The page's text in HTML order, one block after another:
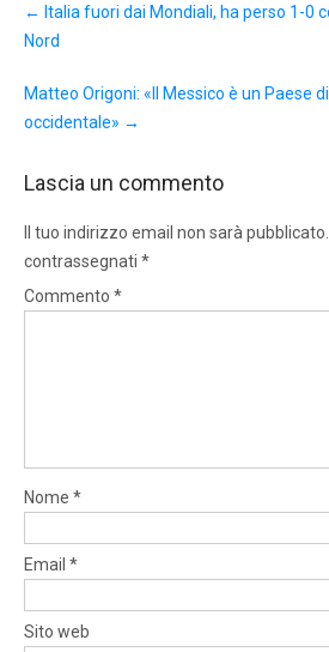
navigation
← Italia fuori dai Mondiali, ha perso 1-0
Nord
Matteo Origoni: «Il Messico è un Paese
occidentale» →
Lascia un commento
Il tuo indirizzo email non sarà pubblicato.
contrassegnati *
Commento *
Nome *
Email *
Sito web